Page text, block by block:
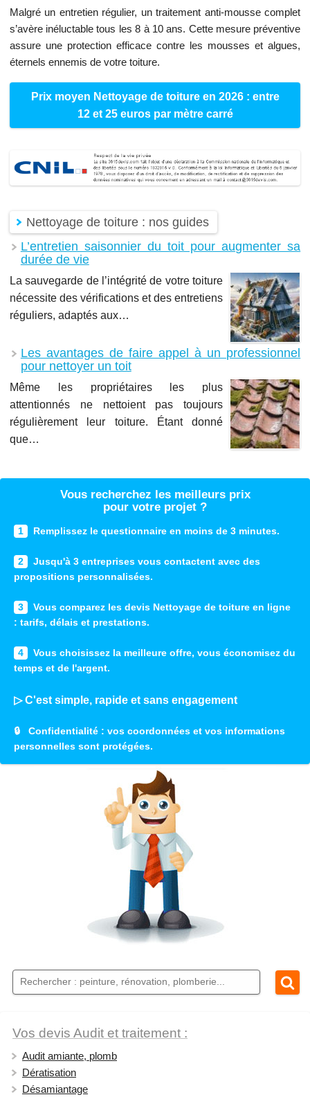
Malgré un entretien régulier, un traitement anti-mousse complet
s’avère inéluctable tous les 8 à 10 ans. Cette mesure préventive
assure une protection efficace contre les mousses et algues,
éternels ennemis de votre toiture.
Prix moyen Nettoyage de toiture en 2026 : entre
12 et 25 euros par mètre carré
Nettoyage de toiture : nos guides
L’entretien saisonnier du toit pour augmenter sa
durée de vie
La sauvegarde de l’intégrité de votre toiture
nécessite des vérifications et des entretiens
réguliers, adaptés aux…
Les avantages de faire appel à un professionnel
pour nettoyer un toit
Même les propriétaires les plus
attentionnés ne nettoient pas toujours
régulièrement leur toiture. Étant donné
que…
Vous recherchez les meilleurs prix
pour votre projet ?
1 Remplissez le questionnaire en moins de 3 minutes.
2
Jusqu'à 3 entreprises vous contactent avec des
propositions personnalisées.
3
Vous comparez les devis Nettoyage de toiture en ligne
: tarifs, délais et prestations.
4
Vous choisissez la meilleure offre, vous économisez du
temps et de l'argent.
▷ C'est simple, rapide et sans engagement
🔒 Confidentialité : vos coordonnées et vos informations
personnelles sont protégées.
Vos devis Audit et traitement :
Audit amiante, plomb
Dératisation
Désamiantage